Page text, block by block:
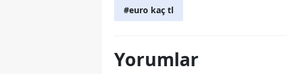
#euro kaç tl
Yorumlar